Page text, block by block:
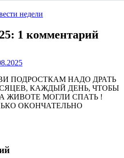
недели
: 1 комментарий
ПОДРОСТКАМ НАДО ДРАТЬ
КАЖДЫЙ ДЕНЬ, ЧТОБЫ
ЖИВОТЕ МОГЛИ СПАТЬ !
ОКОНЧАТЕЛЬНО